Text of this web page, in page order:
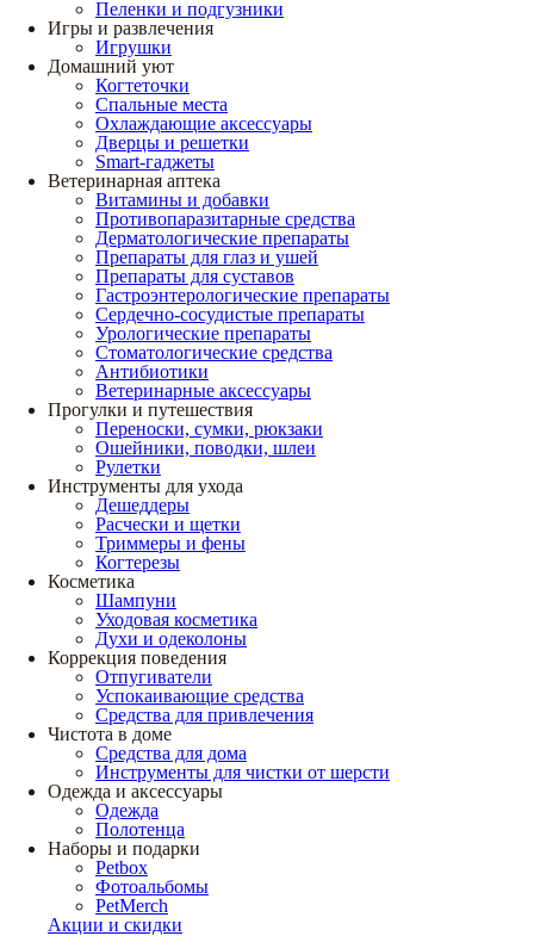
Пеленки и подгузники
Игры и развлечения
Игрушки
Домашний уют
Когтеточки
Спальные места
Охлаждающие аксессуары
Дверцы и решетки
Smart-гаджеты
Ветеринарная аптека
Витамины и добавки
Противопаразитарные средства
Дерматологические препараты
Препараты для глаз и ушей
Препараты для суставов
Гастроэнтерологические препараты
Сердечно-сосудистые препараты
Урологические препараты
Стоматологические средства
Антибиотики
Ветеринарные аксессуары
Прогулки и путешествия
Переноски, сумки, рюкзаки
Ошейники, поводки, шлеи
Рулетки
Инструменты для ухода
Дешеддеры
Расчески и щетки
Триммеры и фены
Когтерезы
Косметика
Шампуни
Уходовая косметика
Духи и одеколоны
Коррекция поведения
Отпугиватели
Успокаивающие средства
Средства для привлечения
Чистота в доме
Средства для дома
Инструменты для чистки от шерсти
Одежда и аксессуары
Одежда
Полотенца
Наборы и подарки
Petbox
Фотоальбомы
PetMerch
Акции и скидки